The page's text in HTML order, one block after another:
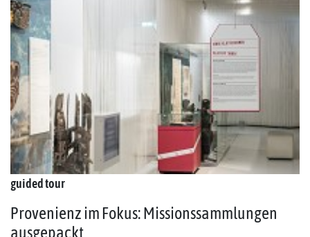
guided tour
Provenienz im Fokus: Missionssammlungen
ausgepackt